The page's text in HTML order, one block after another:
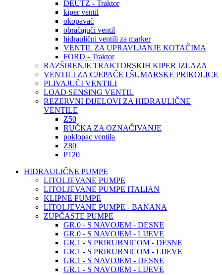
DEUTZ - Traktor
kiper ventil
okopavač
obračajuči ventil
hidraulični ventili za marker
VENTIL ZA UPRAVLJANJE KOTAČIMA
FORD - Traktor
RAZŠIRENJE TRAKTORSKIH KIPER IZLAZA
VENTILI ZA CJEPAČE I ŠUMARSKE PRIKOLICE
PLIVAJUČI VENTILI
LOAD SENSING VENTIL
REZERVNI DIJELOVI ZA HIDRAULIČNE
VENTILE
Z50
RUČKA ZA OZNAČIVANJE
poklopac ventila
Z80
P120
HIDRAULIČNE PUMPE
LITOLJEVANE PUMPE
LITOLJEVANE PUMPE ITALIAN
KLIPNE PUMPE
LITOLJEVANE PUMPE - BANANA
ZUPČASTE PUMPE
GR.0 - S NAVOJEM - DESNE
GR.0 - S NAVOJEM - LIJEVE
GR.1 - S PRIRUBNICOM - DESNE
GR.1 - S PRIRUBNICOM - LIJEVE
GR.1 - S NAVOJEM - DESNE
GR.1 - S NAVOJEM - LIJEVE